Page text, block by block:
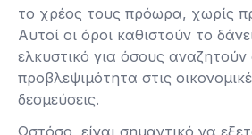
το χρέος τους πρόωρα, χωρίς
Αυτοί οι όροι καθιστούν το
ελκυστικό για όσους
προβλεψιμότητα στις
δεσμεύσεις.
Ωστόσο, είναι σημαντικό να